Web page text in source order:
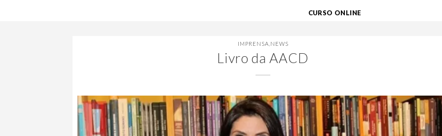
CURSO ONLINE
IMPRENSA NEWS
Livro da AACD